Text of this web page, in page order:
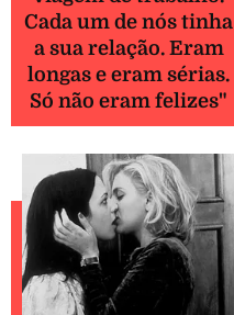
Cada um de nós tinha
a sua relação. Eram
longas e eram sérias.
Só não eram felizes"